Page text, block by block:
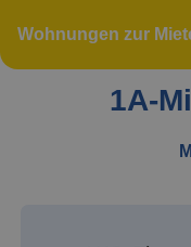
Wohnungen zur
1A-